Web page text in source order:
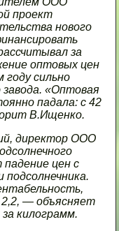
проект
нового
за
оптовых цен
году сильно
завода. «Оптовая
падала: с 42
В.Ищенко.
директор ООО
цен с
подсолнечника.
2,2, — объясняет
килограмм.